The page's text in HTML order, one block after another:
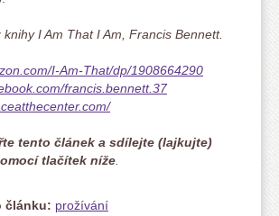
I Am That I Am, Francis Bennett.
I-Am-That/dp/1908664290
francis.bennett.37
tento článek a sdílejte (lajkujte)
tlačítek níže.
článku: prožívání